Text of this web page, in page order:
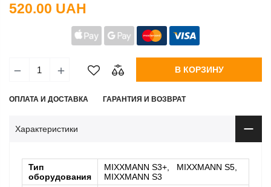
520.00 UAH
В КОРЗИНУ
ОПЛАТА И ДОСТАВКА ГАРАНТИЯ И ВОЗВРАТ
Характеристики
Тип
оборудования
MIXXMANN S3+, MIXXMANN S5,
MIXXMANN S3